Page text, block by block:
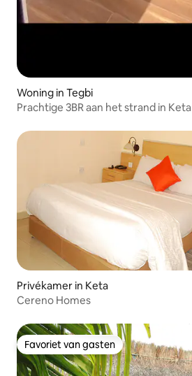
Woning in Tegbi
Prachtige 3BR aan het strand in Keta
Privékamer in Keta
Cereno Homes
Favoriet van gasten
Favoriet van gasten